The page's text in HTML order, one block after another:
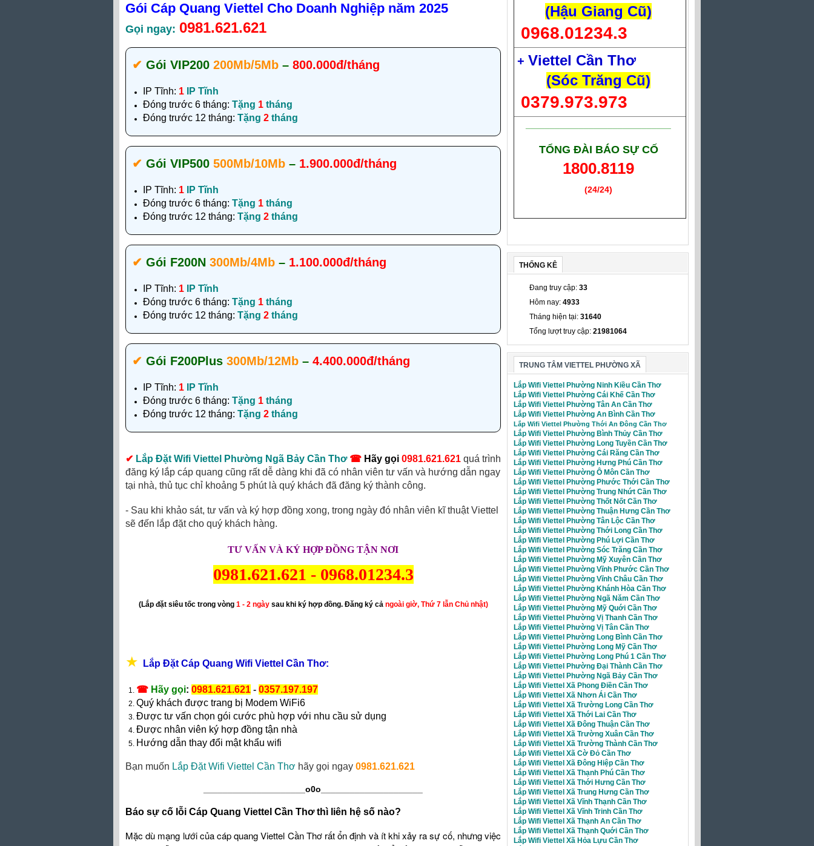
Gói Cáp Quang Viettel Cho Doanh Nghiệp năm 2025
Gọi ngay: 0981.621.621
✔‎ Gói VIP200 200Mb/5Mb – 800.000đ/tháng
IP Tĩnh: 1 IP Tĩnh
Đóng trước 6 tháng: Tặng 1 tháng
Đóng trước 12 tháng: Tặng 2 tháng
✔‎ Gói VIP500 500Mb/10Mb – 1.900.000đ/tháng
IP Tĩnh: 1 IP Tĩnh
Đóng trước 6 tháng: Tặng 1 tháng
Đóng trước 12 tháng: Tặng 2 tháng
✔‎ Gói F200N 300Mb/4Mb – 1.100.000đ/tháng
IP Tĩnh: 1 IP Tĩnh
Đóng trước 6 tháng: Tặng 1 tháng
Đóng trước 12 tháng: Tặng 2 tháng
✔‎ Gói F200Plus 300Mb/12Mb – 4.400.000đ/tháng
IP Tĩnh: 1 IP Tĩnh
Đóng trước 6 tháng: Tặng 1 tháng
Đóng trước 12 tháng: Tặng 2 tháng
✔ Lắp Đặt Wifi Viettel Phường Ngã Bảy Cần Thơ☎ Hãy gọi 0981.621.621 quá trình
đăng ký lắp cáp quang cũng rất dễ dàng khi đã có nhân viên tư vấn và hướng dẫn ngay
tại nhà, thủ tục chỉ khoảng 5 phút là quý khách đã đăng ký thành công.
- Sau khi khảo sát, tư vấn và ký hợp đồng xong, trong ngày đó nhân viên kĩ thuật Viettel
sẽ đến lắp đặt cho quý khách hàng.
TƯ VẤN VÀ KÝ HỢP ĐỒNG TẬN NƠI
0981.621.621 - 0968.01234.3
(Lắp đặt siêu tốc trong vòng 1 - 2 ngày sau khi ký hợp đồng. Đăng ký cả ngoài giờ, Thứ 7 lẫn Chủ nhật)
★ Lắp Đặt Cáp Quang Wifi Viettel Cần Thơ:
☎ Hãy gọi: 0981.621.621 - 0357.197.197
Quý khách được trang bị Modem WiFi6
Được tư vấn chọn gói cước phù hợp với nhu cầu sử dụng
Được nhân viên ký hợp đồng tận nhà
Hướng dẫn thay đổi mật khẩu wifi
Bạn muốn Lắp Đặt Wifi Viettel Cần Thơ hãy gọi ngay 0981.621.621
_____________________o0o
Báo sự cố lỗi Cáp Quang Viettel Cần Thơthì liên hệ số nào?
Mặc dù mạng lưới củacáp quang Viettel Cần Thơrất ổn định và ít khi xảy ra sự cố, nhưng việc
(Hậu Giang Cũ)
0968.01234.3
+ Viettel Cần Thơ
(Sóc Trăng Cũ)
0379.973.973
TỔNG ĐÀI BÁO SỰ CỐ
1800.8119
(24/24)
THỐNG KÊ
Đang truy cập: 33
Hôm nay: 4933
Tháng hiện tại: 31640
Tổng lượt truy cập: 21981064
TRUNG TÂM VIETTEL PHƯỜNG XÃ
Lắp Wifi Viettel Phường Ninh Kiều Cần Thơ
Lắp Wifi Viettel Phường Cái Khế Cần Thơ
Lắp Wifi Viettel Phường Tân An Cần Thơ
Lắp Wifi Viettel Phường An Bình Cần Thơ
Lắp Wifi Viettel Phường Thới An Đông Cần Thơ
Lắp Wifi Viettel Phường Bình Thủy Cần Thơ
Lắp Wifi Viettel Phường Long Tuyền Cần Thơ
Lắp Wifi Viettel Phường Cái Răng Cần Thơ
Lắp Wifi Viettel Phường Hưng Phú Cần Thơ
Lắp Wifi Viettel Phường Ô Môn Cần Thơ
Lắp Wifi Viettel Phường Phước Thới Cần Thơ
Lắp Wifi Viettel Phường Trung Nhứt Cần Thơ
Lắp Wifi Viettel Phường Thốt Nốt Cần Thơ
Lắp Wifi Viettel Phường Thuận Hưng Cần Thơ
Lắp Wifi Viettel Phường Tân Lộc Cần Thơ
Lắp Wifi Viettel Phường Thới Long Cần Thơ
Lắp Wifi Viettel Phường Phú Lợi Cần Thơ
Lắp Wifi Viettel Phường Sóc Trăng Cần Thơ
Lắp Wifi Viettel Phường Mỹ Xuyên Cần Thơ
Lắp Wifi Viettel Phường Vĩnh Phước Cần Thơ
Lắp Wifi Viettel Phường Vĩnh Châu Cần Thơ
Lắp Wifi Viettel Phường Khánh Hòa Cần Thơ
Lắp Wifi Viettel Phường Ngã Năm Cần Thơ
Lắp Wifi Viettel Phường Mỹ Quới Cần Thơ
Lắp Wifi Viettel Phường Vị Thanh Cần Thơ
Lắp Wifi Viettel Phường Vị Tân Cần Thơ
Lắp Wifi Viettel Phường Long Bình Cần Thơ
Lắp Wifi Viettel Phường Long Mỹ Cần Thơ
Lắp Wifi Viettel Phường Long Phú 1 Cần Thơ
Lắp Wifi Viettel Phường Đại Thành Cần Thơ
Lắp Wifi Viettel Phường Ngã Bảy Cần Thơ
Lắp Wifi Viettel Xã Phong Điền Cần Thơ
Lắp Wifi Viettel Xã Nhơn Ái Cần Thơ
Lắp Wifi Viettel Xã Trường Long Cần Thơ
Lắp Wifi Viettel Xã Thới Lai Cần Thơ
Lắp Wifi Viettel Xã Đông Thuận Cần Thơ
Lắp Wifi Viettel Xã Trường Xuân Cần Thơ
Lắp Wifi Viettel Xã Trường Thành Cần Thơ
Lắp Wifi Viettel Xã Cờ Đỏ Cần Thơ
Lắp Wifi Viettel Xã Đông Hiệp Cần Thơ
Lắp Wifi Viettel Xã Thạnh Phú Cần Thơ
Lắp Wifi Viettel Xã Thới Hưng Cần Thơ
Lắp Wifi Viettel Xã Trung Hưng Cần Thơ
Lắp Wifi Viettel Xã Vĩnh Thạnh Cần Thơ
Lắp Wifi Viettel Xã Vĩnh Trinh Cần Thơ
Lắp Wifi Viettel Xã Thạnh An Cần Thơ
Lắp Wifi Viettel Xã Thạnh Quới Cần Thơ
Lắp Wifi Viettel Xã Hỏa Lựu Cần Thơ